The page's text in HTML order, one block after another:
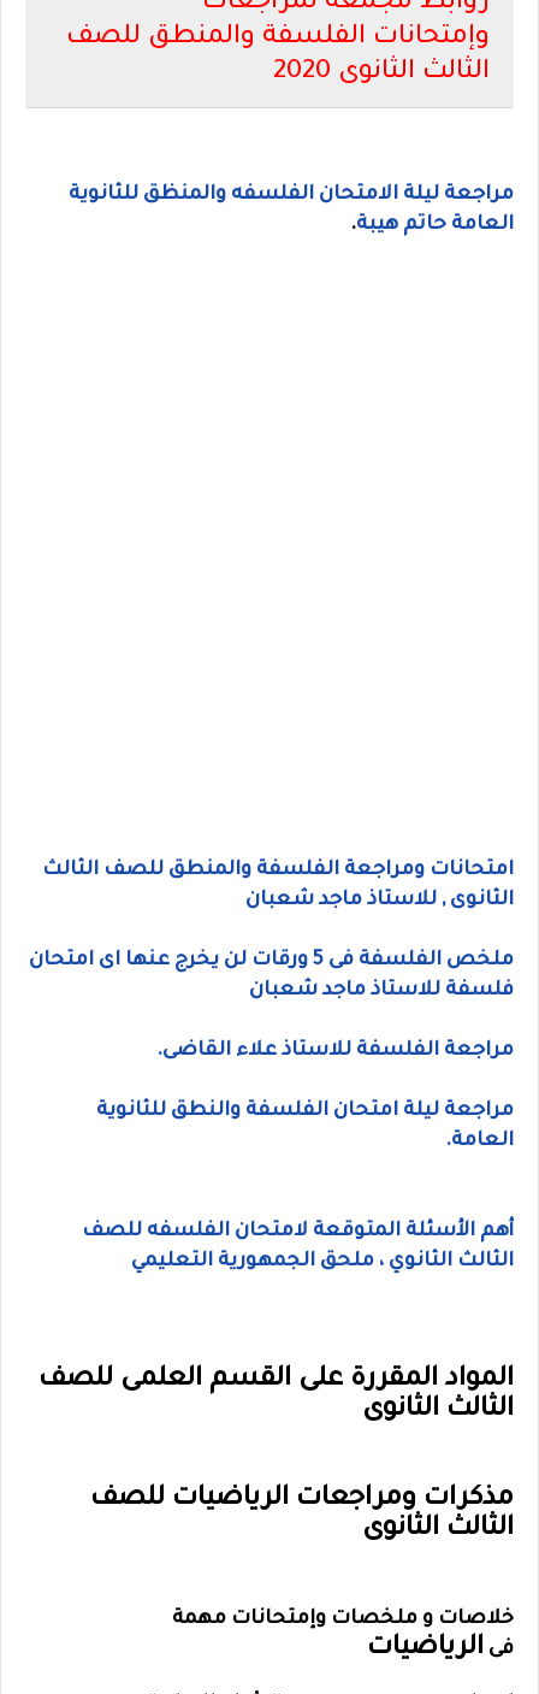
وإمتحانات الفلسفة والمنطق للصف
الثالث الثانوى 2020
مراجعة ليلة الامتحان الفلسفه والمنظق للثانوية
العامة حاتم هيبة.
امتحانات ومراجعة الفلسفة والمنطق للصف الثالث
الثانوى , للاستاذ ماجد شعبان
ملخص الفلسفة فى 5 ورقات لن يخرج عنها اى امتحان
فلسفة للاستاذ ماجد شعبان
مراجعة الفلسفة للاستاذ علاء القاضى.
مراجعة ليلة امتحان الفلسفة والنطق للثانوية
العامة.
أهم الأسئلة المتوقعة لامتحان الفلسفه للصف
الثالث الثانوي ، ملحق الجمهورية التعليمي
المواد المقررة على القسم العلمى للصف
الثالث الثانوى
مذكرات ومراجعات الرياضيات للصف
الثالث الثانوى
خلاصات و ملخصات وإمتحانات مهمة
فى الرياضيات